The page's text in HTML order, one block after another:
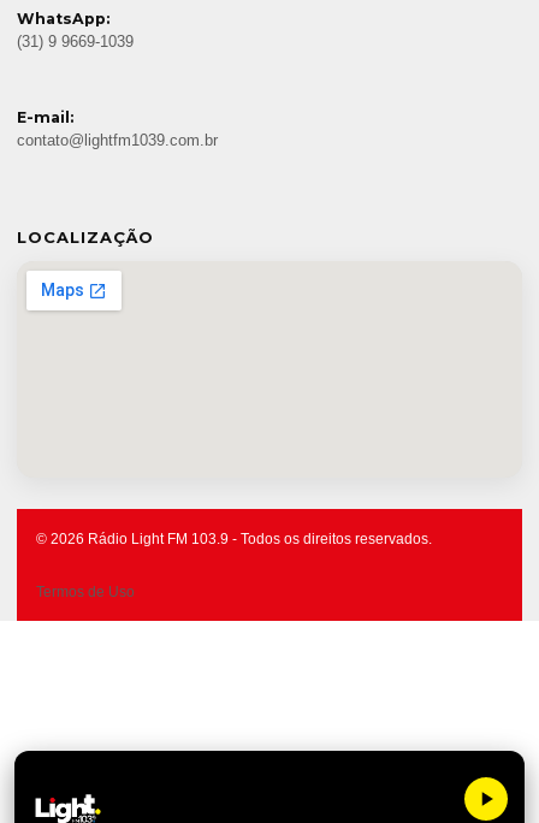
WhatsApp:
(31) 9 9669-1039
E-mail:
contato@lightfm1039.com.br
LOCALIZAÇÃO
© 2026 Rádio Light FM 103.9 - Todos os direitos reservados.
Termos de Uso
Light FM